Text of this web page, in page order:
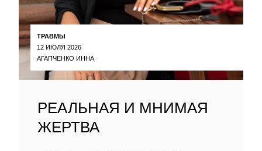
ТРАВМЫ
12 ИЮЛЯ 2026
АГАПЧЕНКО ИННА
РЕАЛЬНАЯ И МНИМАЯ
ЖЕРТВА